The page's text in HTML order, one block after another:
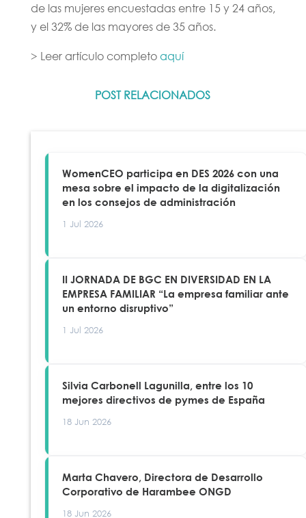
de las mujeres encuestadas entre 15 y 24 años,
y el 32% de las mayores de 35 años.
> Leer artículo completoaquí
POST RELACIONADOS
WomenCEO participa en DES 2026 con una
mesa sobre el impacto de la digitalización
en los consejos de administración
1 Jul 2026
II JORNADA DE BGC EN DIVERSIDAD EN LA
EMPRESA FAMILIAR “La empresa familiar ante
un entorno disruptivo”
1 Jul 2026
Silvia Carbonell Lagunilla, entre los 10
mejores directivos de pymes de España
18 Jun 2026
Marta Chavero, Directora de Desarrollo
Corporativo de Harambee ONGD
18 Jun 2026